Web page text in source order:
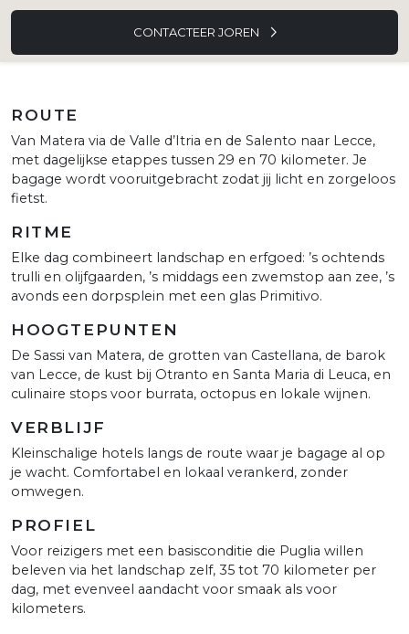
CONTACTEER JOREN
ROUTE
Van Matera via de Valle d’Itria en de Salento naar Lecce,
met dagelijkse etappes tussen 29 en 70 kilometer. Je
bagage wordt vooruitgebracht zodat jij licht en zorgeloos
fietst.
RITME
Elke dag combineert landschap en erfgoed: ’s ochtends
trulli en olijfgaarden, ’s middags een zwemstop aan zee, ’s
avonds een dorpsplein met een glas Primitivo.
HOOGTEPUNTEN
De Sassi van Matera, de grotten van Castellana, de barok
van Lecce, de kust bij Otranto en Santa Maria di Leuca, en
culinaire stops voor burrata, octopus en lokale wijnen.
VERBLIJF
Kleinschalige hotels langs de route waar je bagage al op
je wacht. Comfortabel en lokaal verankerd, zonder
omwegen.
PROFIEL
Voor reizigers met een basisconditie die Puglia willen
beleven via het landschap zelf, 35 tot 70 kilometer per
dag, met evenveel aandacht voor smaak als voor
kilometers.